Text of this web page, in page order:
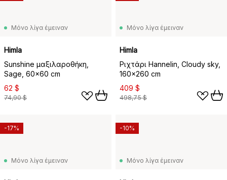
Μόνο λίγα έμειναν
Himla
Sunshine μαξιλαροθήκη,
Sage, 60x60 cm
62 $
74,90 $
Μόνο λίγα έμειναν
Himla
Ριχτάρι Hannelin, Cloudy sky,
160x260 cm
409 $
498,75 $
Μόνο λίγα έμειναν
-17%
Μόνο λίγα έμειναν
-10%